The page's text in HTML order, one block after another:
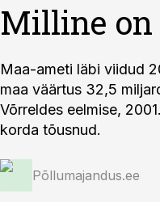
Milline on
Maa-ameti läbi viidud
maa väärtus 32,5
Võrreldes eelmise,
korda tõusnud.
Põllumajandus.ee